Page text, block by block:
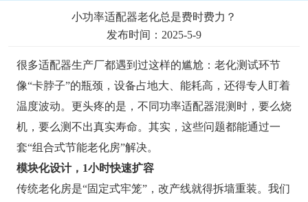
小功率适配器老化总是费时费力？
发布时间：2025-5-9
很多适配器生产厂都遇到过这样的尴尬：老化测试环节
像“卡脖子”的瓶颈，设备占地大、能耗高，还得专人盯着
温度波动。更头疼的是，不同功率适配器混测时，要么烧
机，要么测不出真实寿命。其实，这些问题都能通过一
套“组合式节能老化房”解决。
模块化设计，1小时快速扩容
传统老化房是“固定式牢笼”，改产线就得拆墙重装。我们